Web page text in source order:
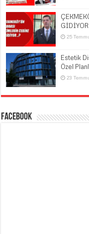
25
Estetik
Özel
23
Facebook